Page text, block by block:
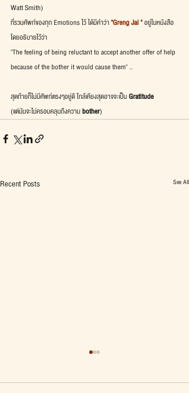
Watt Smith)
ที่รวมศัพท์ของทุก Emotions ไว้ ได้มีคำว่า "Greng Jai " อยู่ในหนังสือ
โดยอธิบายไว้ว่า
"The feeling of being reluctant to accept another offer of help
because of the bother it would cause them" ..
สุดท้ายก็ไม่มีศัพท์ตรงๆอยู่ดี ใกล้เคียงสุดอาจจะเป็น Gratitude
(แต่มันจะไม่ครอบคลุมถึงความ bother)
Recent Posts See All